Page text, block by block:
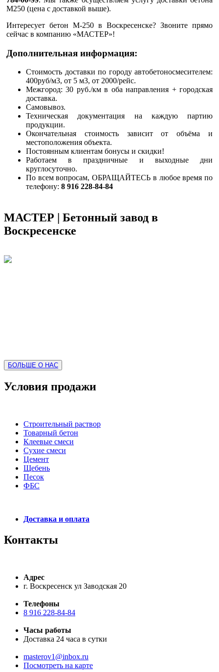
М250 (цена с доставкой выше).
Интересует бетон М-250 в Воскресенске? Звоните прямо
сейчас в компанию «МАСТЕР»!
Дополнительная информация:
Стоимость доставки по городу автобетоносмесителем:
400руб/м3, от 5 м3, от 2000/рейс.
Межгород: 30 руб./км в оба направления + городская
доставка.
Самовывоз.
Техническая документация на каждую партию
продукции.
Окончательная стоимость зависит от объёма и
местоположения объекта.
Постоянным клиентам бонусы и скидки!
Работаем в праздничные и выходные дни
круглосуточно.
По всем вопросам, ОБРАЩАЙТЕСЬ в любое время по
телефону: 8 916 228-84-84
МАСТЕР | Бетонный завод в
Воскресенске
БОЛЬШЕ О НАС
Условия продажи
Строительный раствор
Товарный бетон
Клеевые смеси
Сухие смеси
Цемент
Щебень
Песок
ФБС
Доставка и оплата
Контакты
Адрес
г. Воскресенск ул Заводская 20
Телефоны
8 916 228-84-84
Часы работы
Доставка 24 часа в сутки
masterov1@inbox.ru
Посмотреть на карте